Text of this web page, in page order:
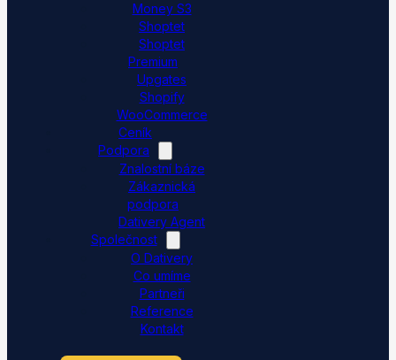
Money S3
Shoptet
Shoptet
Premium
Upgates
Shopify
WooCommerce
Ceník
Podpora
Znalostní báze
Zákaznická
podpora
Dativery Agent
Společnost
O Dativery
Co umíme
Partneři
Reference
Kontakt